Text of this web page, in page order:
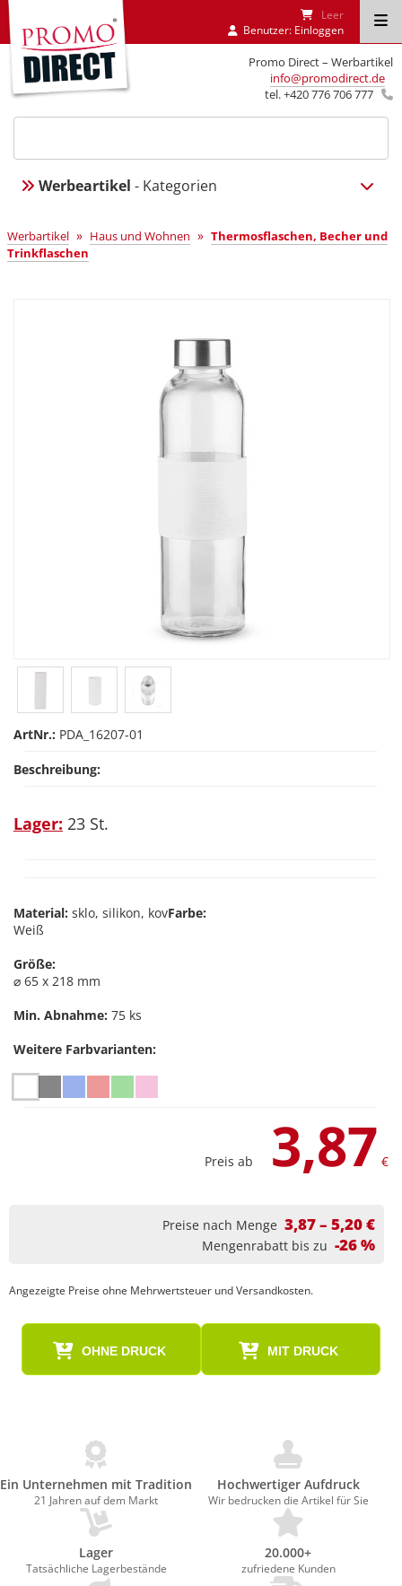
Promo Direct – Werbartikel
info@promodirect.de
tel. +420 776 706 777
Leer
Benutzer: Einloggen
Werbeartikel - Kategorien
Werbartikel » Haus und Wohnen » Thermosflaschen, Becher und
Trinkflaschen
ArtNr.: PDA_16207-01
Beschreibung:
Lager: 23 St.
Material: sklo, silikon, kovFarbe:
Weiß
Größe:
⌀ 65 x 218 mm
Min. Abnahme: 75 ks
Weitere Farbvarianten:
Preis ab 3,87 €
Preise nach Menge 3,87 – 5,20 €
Mengenrabatt bis zu -26 %
Angezeigte Preise ohne Mehrwertsteuer und Versandkosten.
OHNE DRUCK MIT DRUCK
Ein Unternehmen mit Tradition
21 Jahren auf dem Markt
Hochwertiger Aufdruck
Wir bedrucken die Artikel für Sie
Lager
Tatsächliche Lagerbestände
20.000+
zufriedene Kunden